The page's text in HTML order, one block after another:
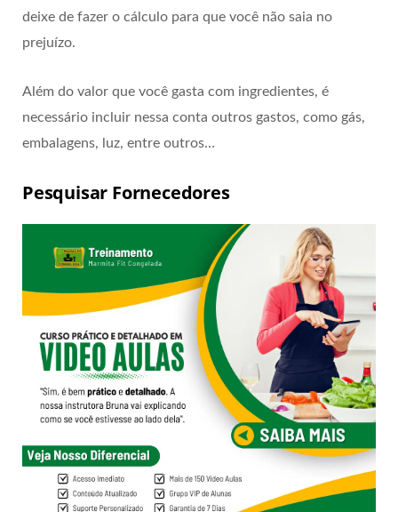
deixe de fazer o cálculo para que você não saia no
prejuízo.
Além do valor que você gasta com ingredientes, é
necessário incluir nessa conta outros gastos, como gás,
embalagens, luz, entre outros…
Pesquisar Fornecedores